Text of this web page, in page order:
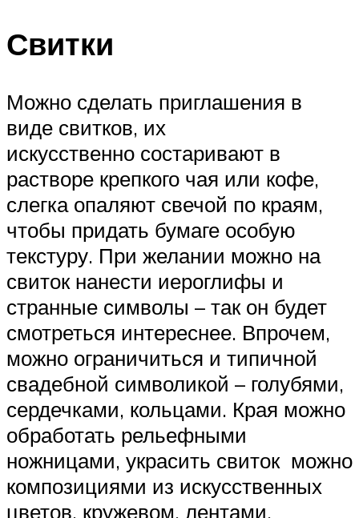
Свитки
Можно сделать приглашения в
виде свитков, их
искусственно состаривают в
растворе крепкого чая или кофе,
слегка опаляют свечой по краям,
чтобы придать бумаге особую
текстуру. При желании можно на
свиток нанести иероглифы и
странные символы – так он будет
смотреться интереснее. Впрочем,
можно ограничиться и типичной
свадебной символикой – голубями,
сердечками, кольцами. Края можно
обработать рельефными
ножницами, украсить свиток можно
композициями из искусственных
цветов, кружевом, лентами,